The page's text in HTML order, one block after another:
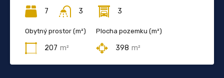
7 3 3
Obytný prostor (m²)
207 m²
Plocha pozemku (m²)
398 m²